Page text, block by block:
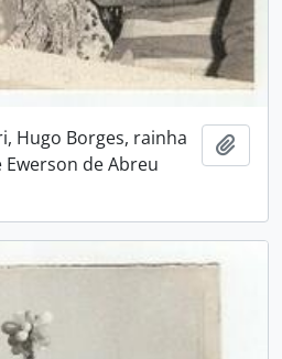
Hugo Borges, rainha
Ewerson de Abreu